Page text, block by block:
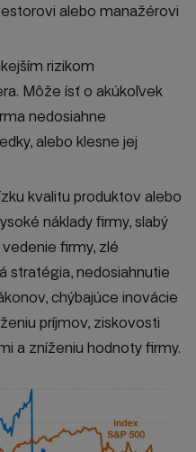
alebo manažérovi
rizikom
Môže ísť o akúkoľvek
nedosiahne
alebo klesne jej
kvalitu produktov alebo
náklady firmy, slabý
firmy, zlé
stratégia, nedosiahnutie
chýbajúce inovácie
príjmov, ziskovosti
a zníženiu hodnoty firmy.